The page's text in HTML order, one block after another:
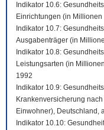
Indikator 10.6:
Einrichtungen (in
Indikator 10.7:
Ausgabenträger (in
Indikator 10.8:
Leistungsarten (in
1992
Indikator 10.9:
Krankenversicherung
Einwohner), Deutschland,
Indikator 10.10: